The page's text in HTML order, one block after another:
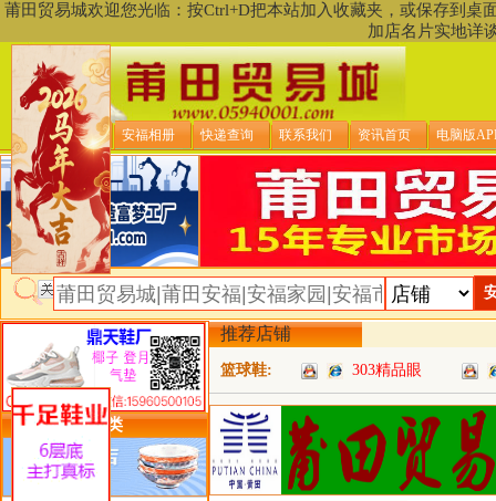
莆田贸易城欢迎您光临：按Ctrl+D把本站加入收藏夹，或保存到
加店名片实地详
贸易城首页 安福相册 快递查询 联系我们 资讯首页 电脑版
类目详细分类
推荐店铺
篮球鞋: 303精品眼